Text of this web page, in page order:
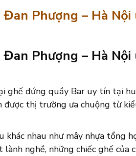
Phượng – Hà
Phượng – Hà
ghế đứng quầy Bar uy tín tại
thị trường ưa chuộng từ
nhau như mây nhựa tổng
nghề, những chiếc ghế của